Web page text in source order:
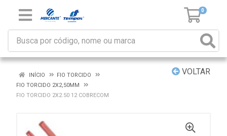
0
VOLTAR
INÍCIO
FIO TORCIDO
FIO TORCIDO 2X2,50MM
FIO TORCIDO 2X2.50 12 COBRECOM